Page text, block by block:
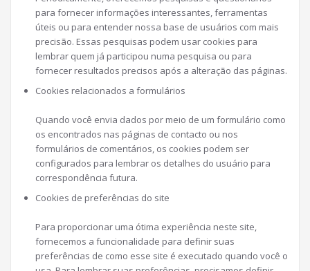
para fornecer informações interessantes, ferramentas
úteis ou para entender nossa base de usuários com mais
precisão. Essas pesquisas podem usar cookies para
lembrar quem já participou numa pesquisa ou para
fornecer resultados precisos após a alteração das páginas.
Cookies relacionados a formulários
Quando você envia dados por meio de um formulário como
os encontrados nas páginas de contacto ou nos
formulários de comentários, os cookies podem ser
configurados para lembrar os detalhes do usuário para
correspondência futura.
Cookies de preferências do site
Para proporcionar uma ótima experiência neste site,
fornecemos a funcionalidade para definir suas
preferências de como esse site é executado quando você o